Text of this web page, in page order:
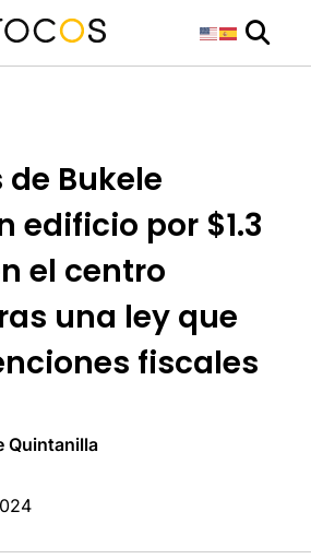
Bukele
edificio por $1.3
el centro
una ley que
fiscales
Quintanilla